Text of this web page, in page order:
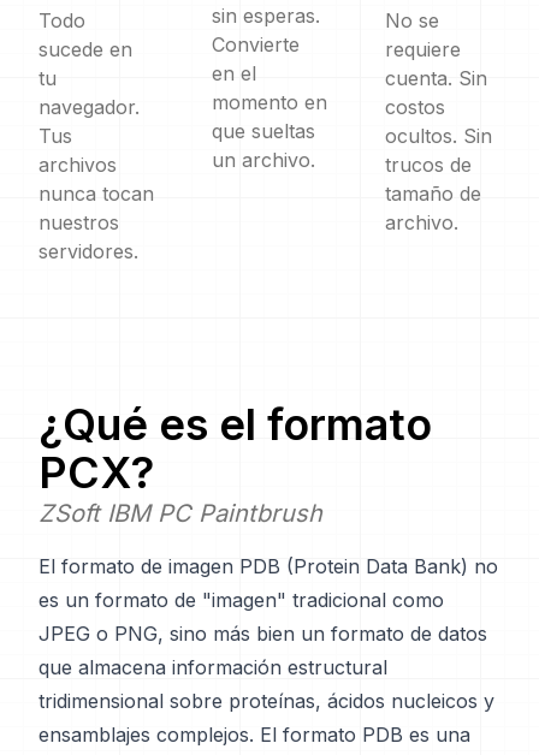
Todo
sucede en
tu
navegador.
Tus
archivos
nunca tocan
nuestros
servidores.
sin esperas.
Convierte
en el
momento en
que sueltas
un archivo.
No se
requiere
cuenta. Sin
costos
ocultos. Sin
trucos de
tamaño de
archivo.
¿Qué es el formato
PCX?
ZSoft IBM PC Paintbrush
El formato de imagen PDB (Protein Data Bank) no
es un formato de "imagen" tradicional como
JPEG o PNG, sino más bien un formato de datos
que almacena información estructural
tridimensional sobre proteínas, ácidos nucleicos y
ensamblajes complejos. El formato PDB es una